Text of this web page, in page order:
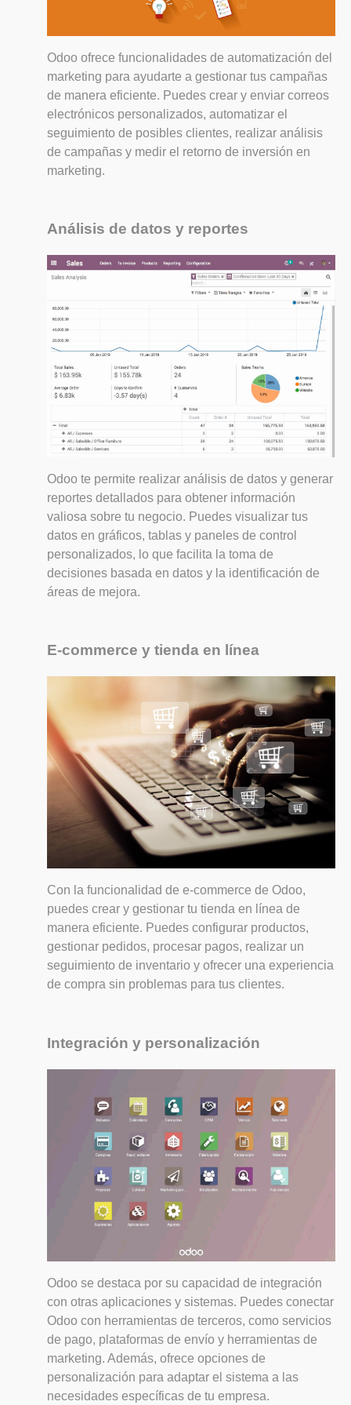
Odoo ofrece funcionalidades de automatización del
marketing para ayudarte a gestionar tus campañas
de manera eficiente. Puedes crear y enviar correos
electrónicos personalizados, automatizar el
seguimiento de posibles clientes, realizar análisis
de campañas y medir el retorno de inversión en
marketing.
Análisis de datos y reportes
Odoo te permite realizar análisis de datos y generar
reportes detallados para obtener información
valiosa sobre tu negocio. Puedes visualizar tus
datos en gráficos, tablas y paneles de control
personalizados, lo que facilita la toma de
decisiones basada en datos y la identificación de
áreas de mejora.
E-commerce y tienda en línea
Con la funcionalidad de e-commerce de Odoo,
puedes crear y gestionar tu tienda en línea de
manera eficiente. Puedes configurar productos,
gestionar pedidos, procesar pagos, realizar un
seguimiento de inventario y ofrecer una experiencia
de compra sin problemas para tus clientes.
Integración y personalización
Odoo se destaca por su capacidad de integración
con otras aplicaciones y sistemas. Puedes conectar
Odoo con herramientas de terceros, como servicios
de pago, plataformas de envío y herramientas de
marketing. Además, ofrece opciones de
personalización para adaptar el sistema a las
necesidades específicas de tu empresa.